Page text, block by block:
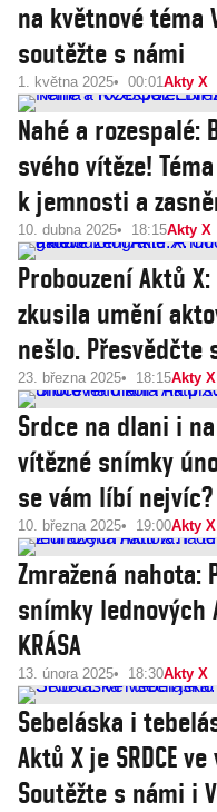
na květnové téma
soutěžte s námi
1. května 2025 00:01Akty X
Nahé a rozespalé:
svého vítěze! Téma
k jemnosti a
10. dubna 2025 18:15Akty X
Probouzení Aktů
zkusila umění
nešlo. Přesvědčte
23. března 2025 18:15Akty X
Srdce na dlani i
vítězné snímky
se vám líbí nejvíc?
10. března 2025 19:00Akty X
Zmražená nahota:
snímky lednových
KRÁSA
13. února 2025 18:30Akty X
Sebeláska i
Aktů X je SRDCE
Soutěžte s námi i